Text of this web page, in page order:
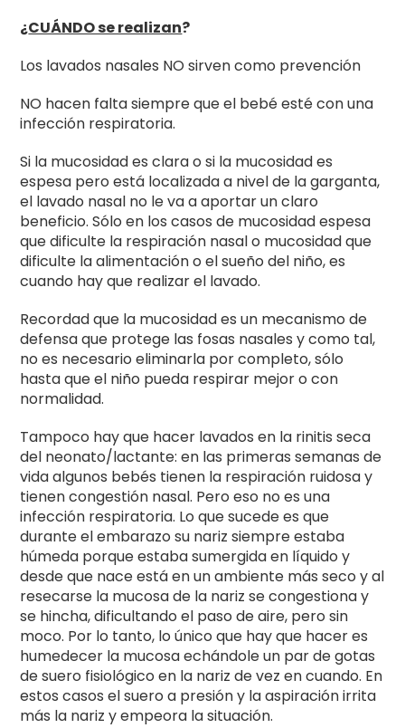
¿CUÁNDO se realizan?
Los lavados nasales NO sirven como prevención
NO hacen falta siempre que el bebé esté con una
infección respiratoria.
Si la mucosidad es clara o si la mucosidad es
espesa pero está localizada a nivel de la garganta,
el lavado nasal no le va a aportar un claro
beneficio. Sólo en los casos de mucosidad espesa
que dificulte la respiración nasal o mucosidad que
dificulte la alimentación o el sueño del niño, es
cuando hay que realizar el lavado.
Recordad que la mucosidad es un mecanismo de
defensa que protege las fosas nasales y como tal,
no es necesario eliminarla por completo, sólo
hasta que el niño pueda respirar mejor o con
normalidad.
Tampoco hay que hacer lavados en la rinitis seca
del neonato/lactante: en las primeras semanas de
vida algunos bebés tienen la respiración ruidosa y
tienen congestión nasal. Pero eso no es una
infección respiratoria. Lo que sucede es que
durante el embarazo su nariz siempre estaba
húmeda porque estaba sumergida en líquido y
desde que nace está en un ambiente más seco y al
resecarse la mucosa de la nariz se congestiona y
se hincha, dificultando el paso de aire, pero sin
moco. Por lo tanto, lo único que hay que hacer es
humedecer la mucosa echándole un par de gotas
de suero fisiológico en la nariz de vez en cuando. En
estos casos el suero a presión y la aspiración irrita
más la nariz y empeora la situación.